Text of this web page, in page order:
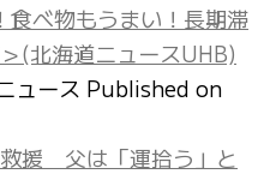
べ物もうまい！長期滞
(北海道ニュースUHB)
ュース Published on
援 父は「運拾う」と